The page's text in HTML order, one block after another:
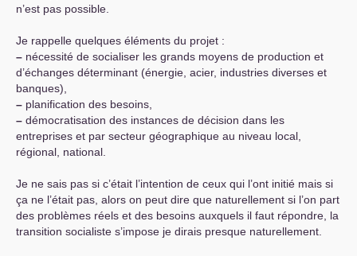
n’est pas possible.
Je rappelle quelques éléments du projet :
– nécessité de socialiser les grands moyens de production et
d’échanges déterminant (énergie, acier, industries diverses et
banques),
– planification des besoins,
– démocratisation des instances de décision dans les
entreprises et par secteur géographique au niveau local,
régional, national.
Je ne sais pas si c’était l’intention de ceux qui l’ont initié mais si
ça ne l’était pas, alors on peut dire que naturellement si l’on part
des problèmes réels et des besoins auxquels il faut répondre, la
transition socialiste s’impose je dirais presque naturellement.